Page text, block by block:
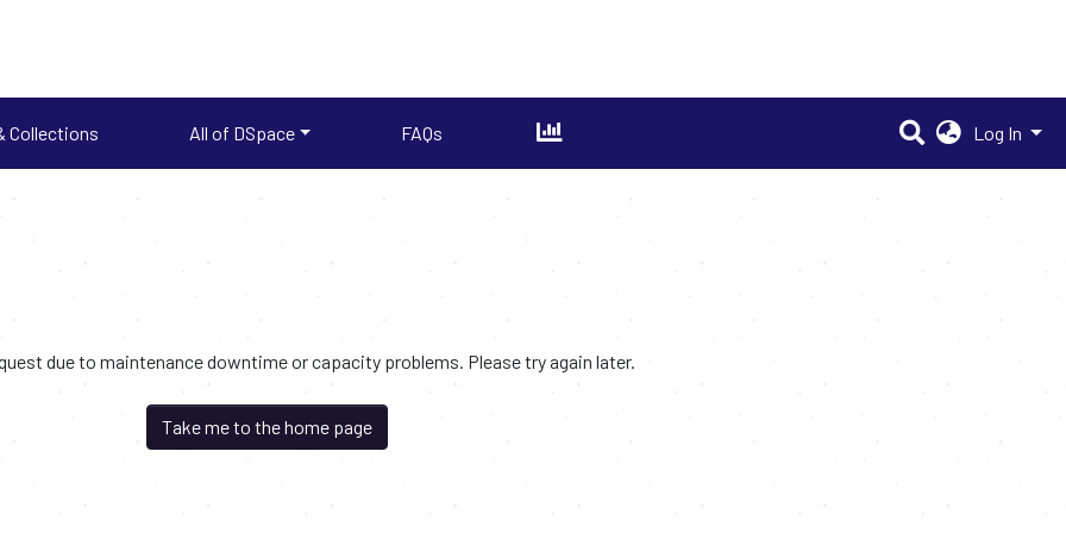
Collections All of DSpace FAQs Log In
due to maintenance downtime or capacity problems. Please try again later.
Take me to the home page